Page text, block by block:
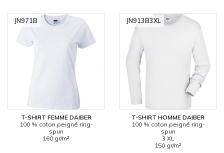
T-SHIRT FEMME DAIBER
100 % coton peigné ring-
spun
160 gr/m²
JN971B
T-SHIRT HOMME DAIBER
100 % coton peigné ring-
spun
3 XL
150 gr/m²
JN913B3XL